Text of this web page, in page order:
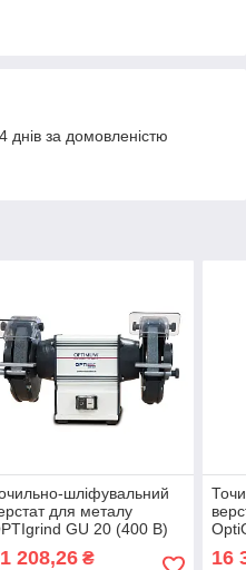
за домовленістю
шліфувальний
для металу
GU 20 (400 В)
208,26₴ 16